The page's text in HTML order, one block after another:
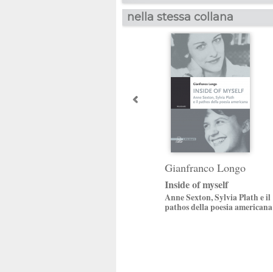
nella stessa collana
Gianfranco Longo
Inside of myself
Anne Sexton, Sylvia Plath e il
pathos della poesia americana